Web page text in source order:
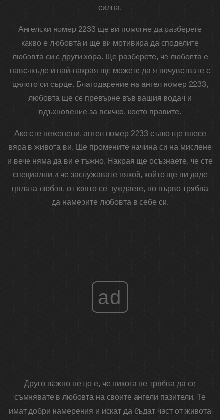
силна.
Ангелски номер 2233 ще ви помогне да разберете
какво е любовта и ще ви мотивира да споделите
любовта си с други хора. Ще разберете, че любовта е
навсякъде и най-накрая ще можете да я почувствате с
цялото си сърце. Благодарение на ангел номер 2233,
любовта ще се превърне във вашия водач и
вдъхновение за всичко, което правите.
Ако сте неженени, ангел номер 2233 също ще внесе
вяра в живота ви. Ще промените начина си на мислене
и вече няма да ви е тъжно. Накрая ще осъзнаете, че сте
специални и че заслужавате някой, който ще ви даде
цялата любов, от която се нуждаете, но първо трябва
да намерите любовта в себе си.
ad
Друго важно нещо е, че никога не трябва да се
съмнявате в любовта на своите ангели пазители. Те
имат добри намерения и искат да бъдат част от живота